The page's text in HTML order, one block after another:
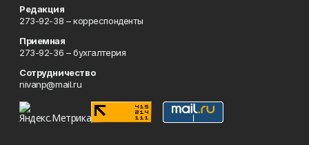
Редакция
273-92-38 – корреспонденты
Приемная
273-92-36 – бухгалтерия
Сотрудничество
nivanp@mail.ru